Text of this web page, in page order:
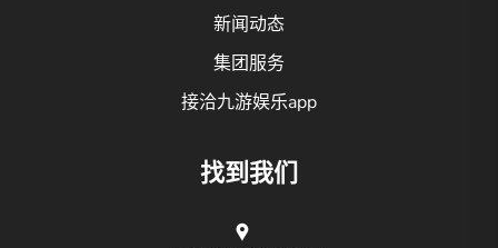
新闻动态
集团服务
接洽九游娱乐app
找到我们